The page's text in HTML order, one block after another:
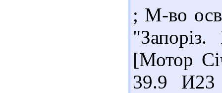
; М-во
[Мотор
39.9 И23